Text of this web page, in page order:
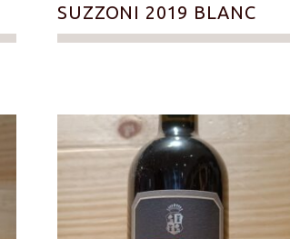
SUZZONI 2019 BLANC